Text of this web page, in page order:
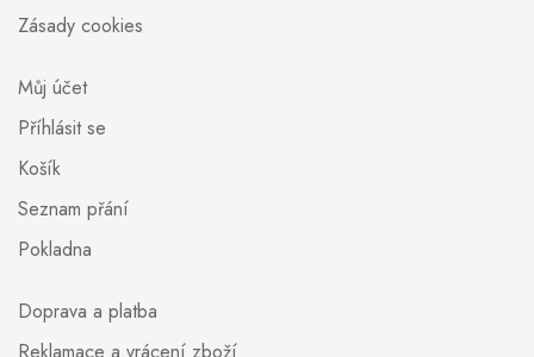
Zásady cookies
Můj účet
Příhlásit se
Košík
Seznam přání
Pokladna
Doprava a platba